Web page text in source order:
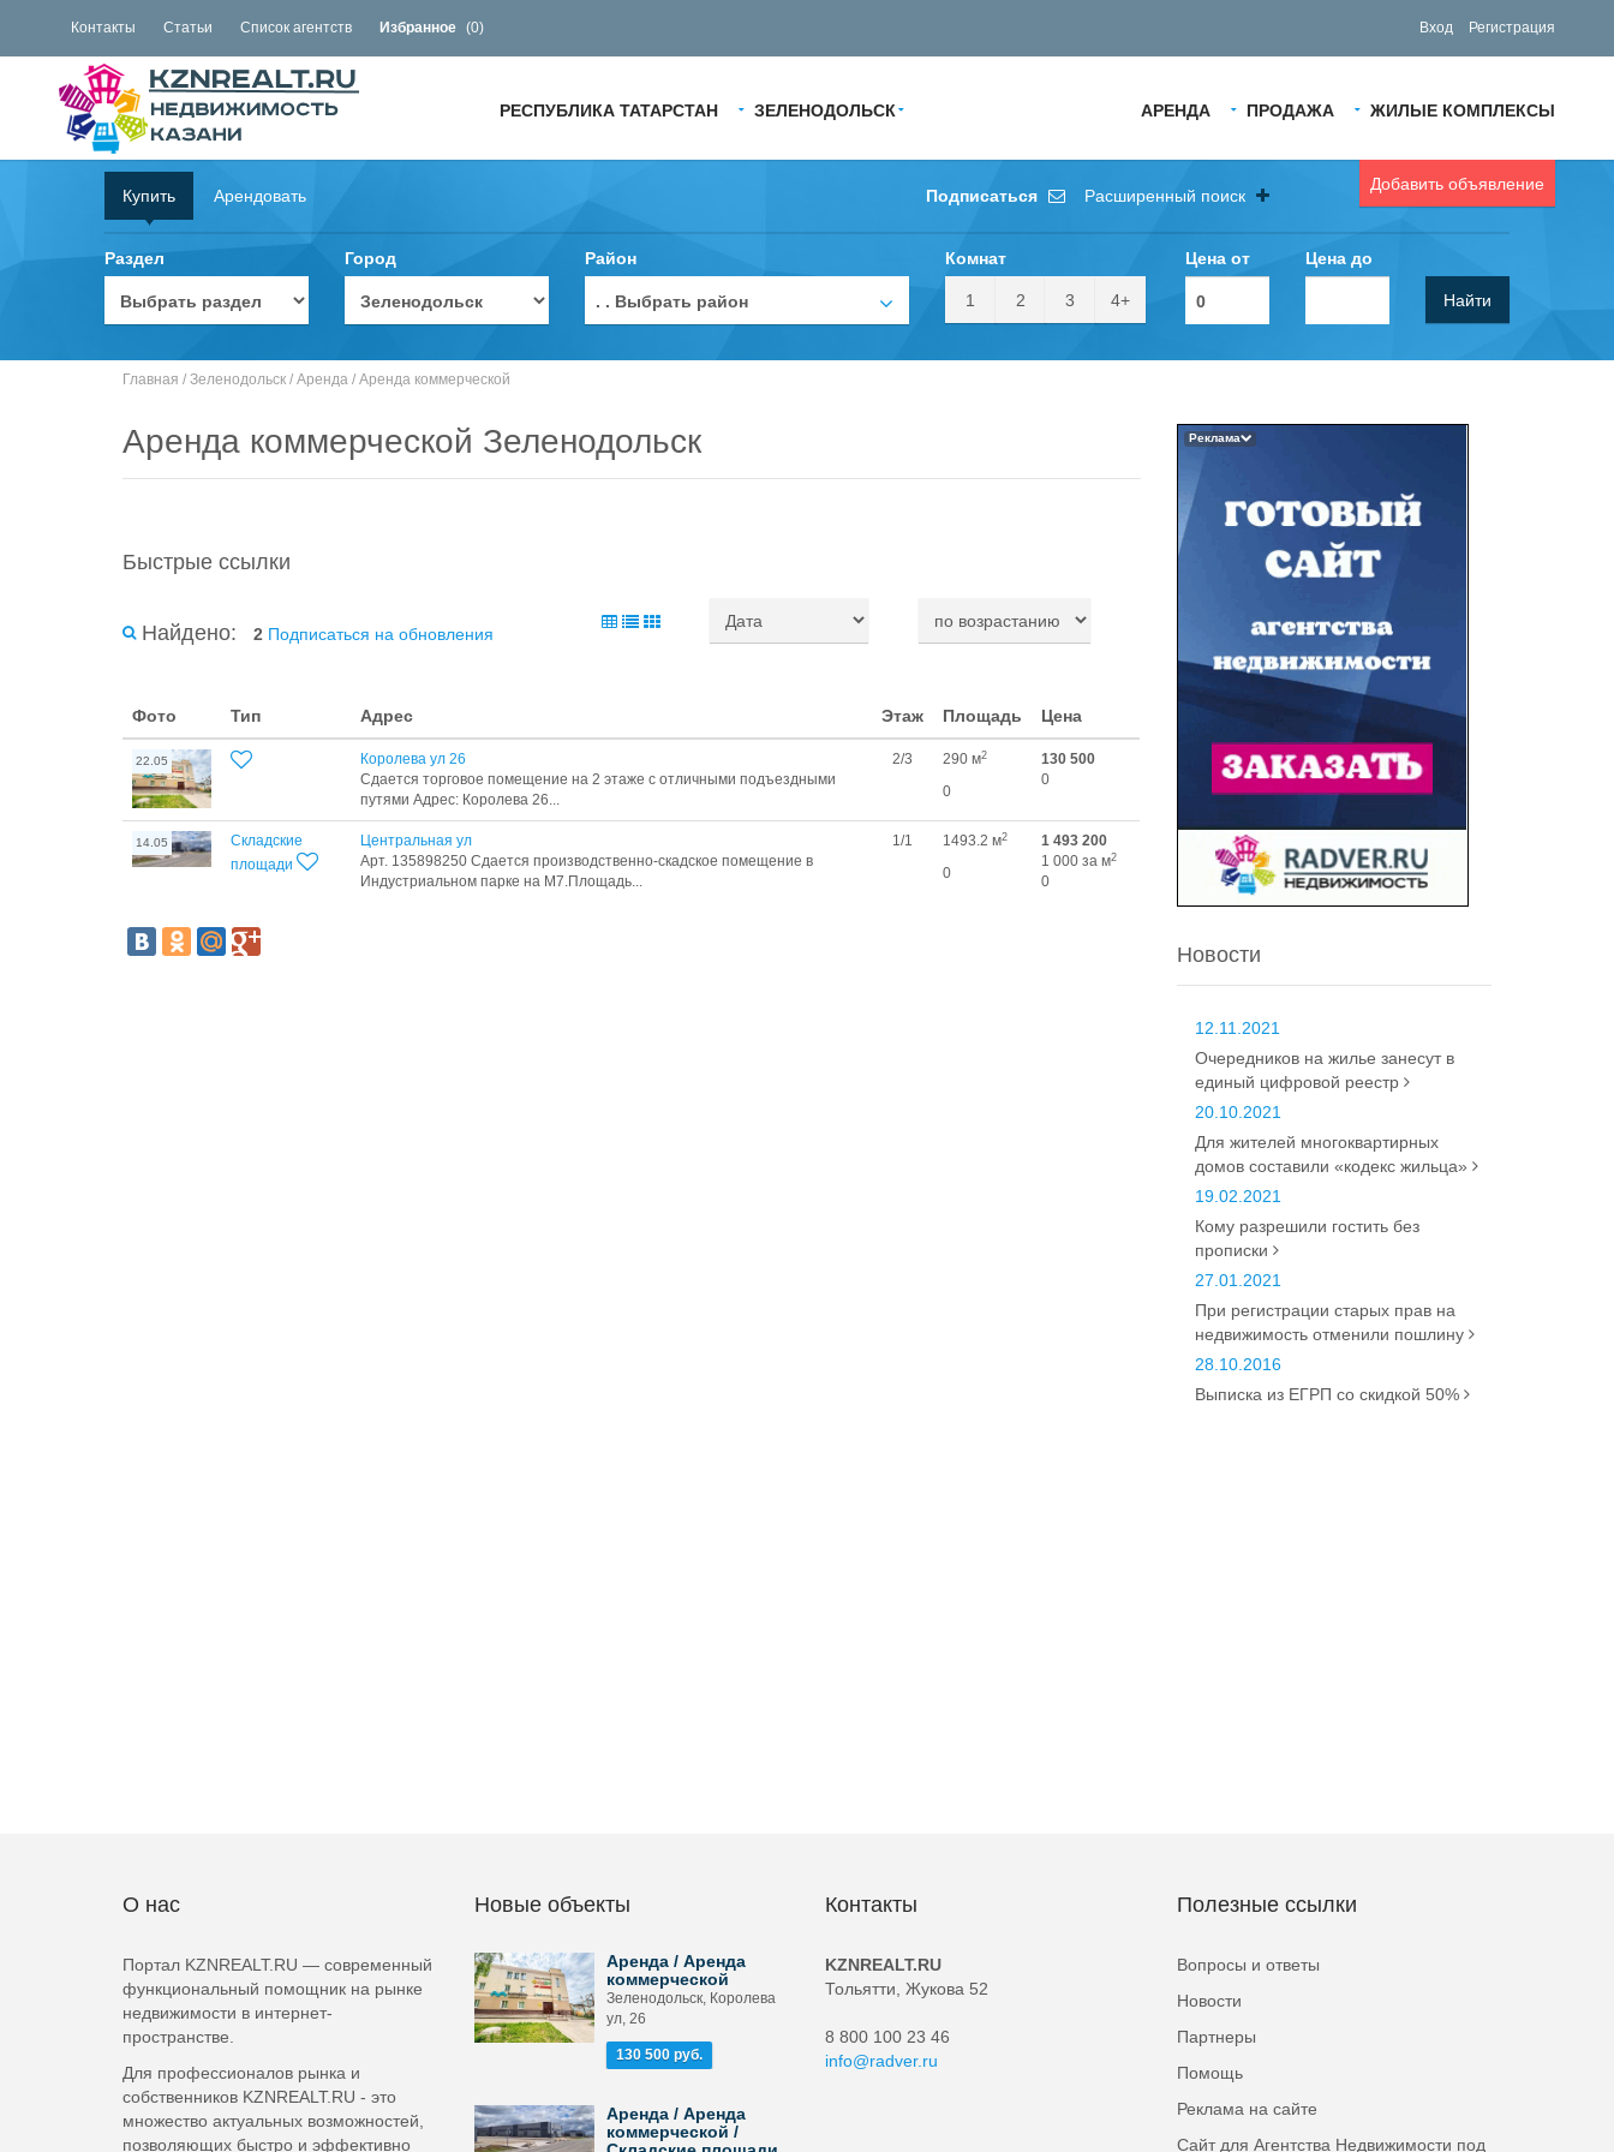
Контакты Статьи Список агентств Избранное (0) Вход Регистрация
АРЕНДА ПРОДАЖА ЖИЛЫЕ КОМПЛЕКСЫ
РЕСПУБЛИКА ТАТАРСТАН ЗЕЛЕНОДОЛЬСК
Добавить объявление
Купить Арендовать Подписаться Расширенный поиск
Раздел Город Район
. . Выбрать район
Комнат
1 2 3 4+
Цена от Цена до
Найти
Главная / Зеленодольск / Аренда / Аренда коммерческой
Аренда коммерческой Зеленодольск
Быстрые ссылки
Найдено: 2 Подписаться на обновления
Фото Тип Адрес Этаж Площадь Цена
22.05
Королева ул 26
Сдается торговое помещение на 2 этаже с отличными подъездными
путями Адрес: Королева 26...
2/3 290 м2
0
130 500
0
14.05
Складские
площади
Центральная ул
Арт. 135898250 Сдается производственно-скадское помещение в
Индустриальном парке на М7.Площадь...
1/1 1493.2 м2
0
1 493 200
1 000 за м2
0
Реклама
Новости
12.11.2021
Очередников на жилье занесут в
единый цифровой реестр
20.10.2021
Для жителей многоквартирных
домов составили «кодекс жильца»
19.02.2021
Кому разрешили гостить без
прописки
27.01.2021
При регистрации старых прав на
недвижимость отменили пошлину
28.10.2016
Выписка из ЕГРП со скидкой 50%
О нас
Портал KZNREALT.RU — современный
функциональный помощник на рынке
недвижимости в интернет-
пространстве.
Для профессионалов рынка и
собственников KZNREALT.RU - это
множество актуальных возможностей,
позволяющих быстро и эффективно
Новые объекты
Аренда / Аренда
коммерческой
Зеленодольск, Королева
ул, 26
130 500 руб.
Аренда / Аренда
коммерческой /
Контакты
KZNREALT.RU
Тольятти, Жукова 52
8 800 100 23 46
info@radver.ru
Полезные ссылки
Вопросы и ответы
Новости
Партнеры
Помощь
Реклама на сайте
Сайт для Агентства Недвижимости под